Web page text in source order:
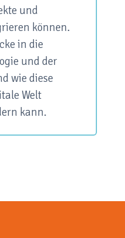
und
können.
in die
und der
wie diese
Welt
kann.